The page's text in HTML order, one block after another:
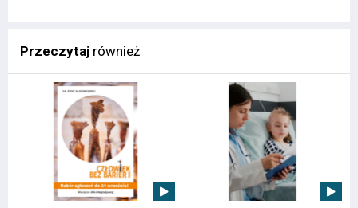
Przeczytaj również